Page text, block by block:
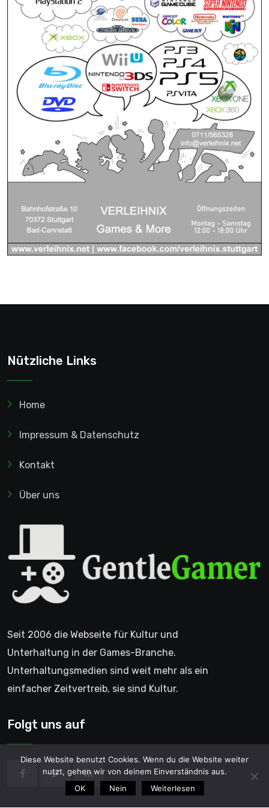
Nützliche Links
Home
Impressum & Datenschutz
Kontakt
Über uns
Seit 2006 die Webseite für Kultur und
Unterhaltung in der Games-Branche.
Unterhaltungsmedien sind weit mehr als ein
einfacher Zeitvertreib, sie sind Kultur.
Folgt uns auf
Diese Website benutzt Cookies. Wenn du die Website weiter
nutzt, gehen wir von deinem Einverständnis aus.
OK
Nein Weiterlesen